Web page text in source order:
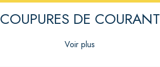
COUPURES DE COURANT
Voir plus